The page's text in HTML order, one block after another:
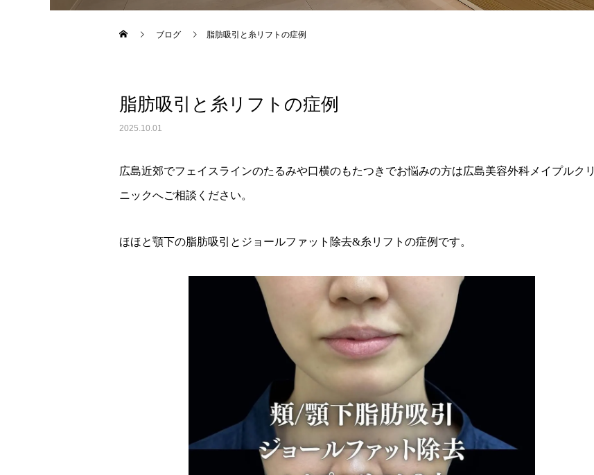
ブログ 脂肪吸引と糸リフトの症例
脂肪吸引と糸リフトの症例
2025.10.01
広島近郊でフェイスラインのたるみや口横のもたつきでお悩みの方は広島美容外科メイプルクリ
ニックへご相談ください。
ほほと顎下の脂肪吸引とジョールファット除去&糸リフトの症例です。